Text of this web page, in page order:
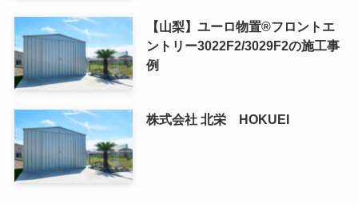
【山梨】ユーロ物置®フロントエ
ントリー3022F2/3029F2の施工事
例
株式会社 北栄 HOKUEI